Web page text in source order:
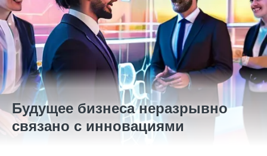
Будущее бизнеса неразрывно
связано с инновациями